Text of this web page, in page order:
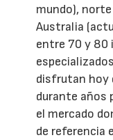
mundo),
Australia
entre 70 y 80
disfrutan hoy
durante años
el mercado
de referencia